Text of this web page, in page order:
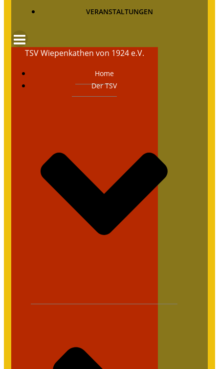
VERANSTALTUNGEN
TSV Wiepenkathen von 1924 e.V.
Home
Der TSV